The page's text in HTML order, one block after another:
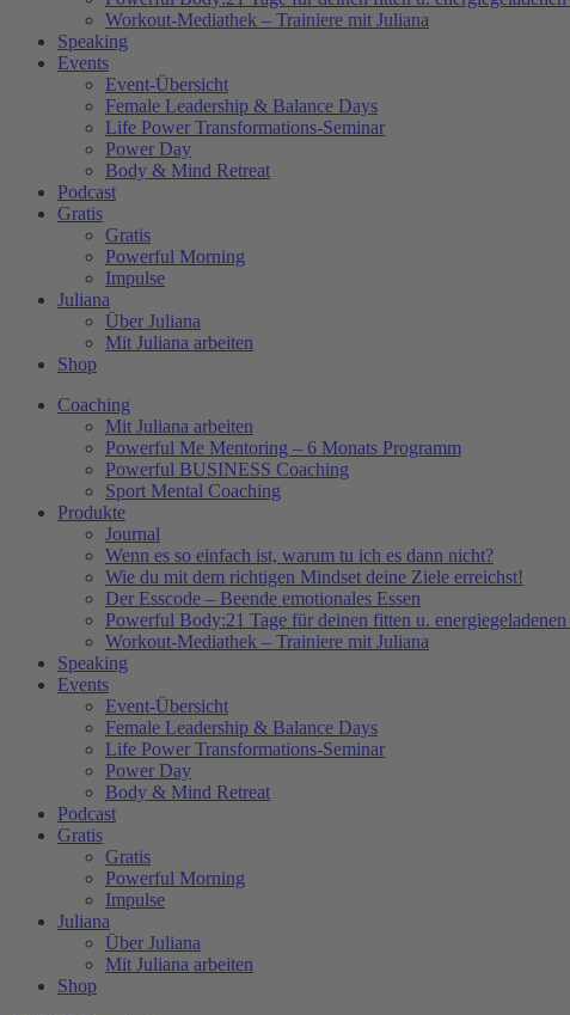
Workout-Mediathek – Trainiere mit Juliana
Speaking
Events
Event-Übersicht
Female Leadership & Balance Days
Life Power Transformations-Seminar
Power Day
Body & Mind Retreat
Podcast
Gratis
Gratis
Powerful Morning
Impulse
Juliana
Über Juliana
Mit Juliana arbeiten
Shop
Coaching
Mit Juliana arbeiten
Powerful Me Mentoring – 6 Monats Programm
Powerful BUSINESS Coaching
Sport Mental Coaching
Produkte
Journal
Wenn es so einfach ist, warum tu ich es dann nicht?
Wie du mit dem richtigen Mindset deine Ziele erreichst!
Der Esscode – Beende emotionales Essen
Powerful Body:21 Tage für deinen fitten u.
Workout-Mediathek – Trainiere mit Juliana
Speaking
Events
Event-Übersicht
Female Leadership & Balance Days
Life Power Transformations-Seminar
Power Day
Body & Mind Retreat
Podcast
Gratis
Gratis
Powerful Morning
Impulse
Juliana
Über Juliana
Mit Juliana arbeiten
Shop